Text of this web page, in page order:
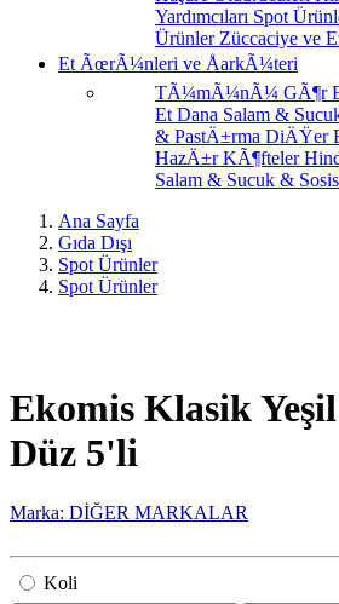
Yardımcıları Spot
Ürünler Züccaciye ve
Et ÃœrÃ¼nleri ve ÅarkÃ¼teri
TÃ¼mÃ¼nÃ¼ GÃ¶r
Et Dana Salam &
& PastÄ±rma DiÄŸer
HazÄ±r KÃ¶fteler
Salam & Sucuk & Sosis
Ana Sayfa
Gıda Dışı
Spot Ürünler
Spot Ürünler
Ekomis Klasik
Düz 5'li
Marka: DİĞER MARKALAR
Koli